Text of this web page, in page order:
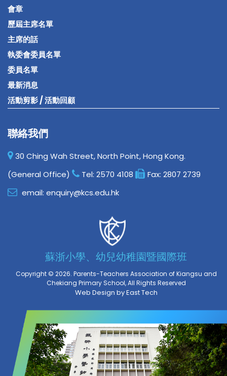
會章
歷屆主席名單
主席的話
執委會委員名單
委員名單
最新消息
活動剪影 / 活動回顧
聯絡我們
30 Ching Wah Street, North Point, Hong Kong.
(General Office)
Tel: 2570 4108 Fax: 2807 2739
email: enquiry@kcs.edu.hk
蘇浙小學、幼兒幼稚園暨國際班
Copyright © 2026. Parents-Teachers Association of Kiangsu and
Chekiang Primary School, All Rights Reserved
Web Design byEast Tech